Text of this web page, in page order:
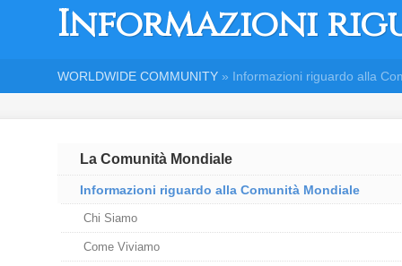
Informazioni
WORLDWIDE COMMUNITY » Informazioni riguardo alla
La Comunità Mondiale
Informazioni riguardo alla Comunità Mondiale
Chi Siamo
Come Viviamo